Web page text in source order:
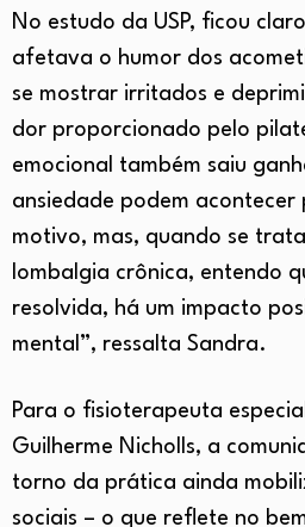
No estudo da USP, ficou
afetava o humor dos
se mostrar irritados e
dor proporcionado pelo
emocional também saiu
ansiedade podem
motivo, mas, quando se
lombalgia crônica, entendo
resolvida, há um impacto
mental”, ressalta Sandra.
Para o fisioterapeuta
Guilherme Nicholls, a
torno da prática ainda
sociais – o que reflete no